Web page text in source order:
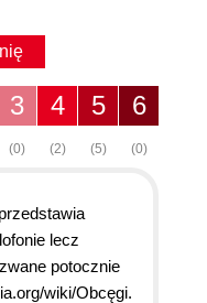
6
(0)
5
(5)
4
(2)
3
(0)
lecz
potocznie
wiki/Obcęgi.